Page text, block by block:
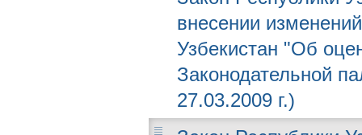
внесении
Узбекистан "Об
Законодательной
27.03.2009 г.)